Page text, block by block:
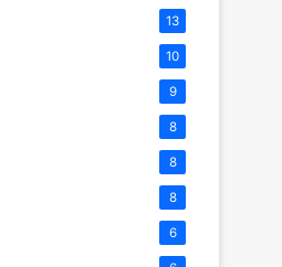
13
10
9
8
8
8
6